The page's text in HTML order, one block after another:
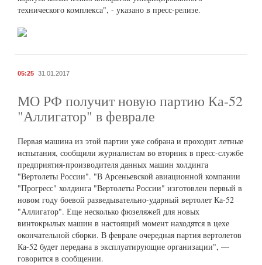
технического комплекса", - указано в пресс-релизе.
05:25 31.01.2017
МО РФ получит новую партию Ка-52
"Аллигатор" в феврале
Первая машина из этой партии уже собрана и проходит летные
испытания, сообщили журналистам во вторник в пресс-службе
предприятия-производителя данных машин холдинга
"Вертолеты России". "В Арсеньевской авиационной компании
"Прогресс" холдинга "Вертолеты России" изготовлен первый в
новом году боевой разведывательно-ударный вертолет Ка-52
"Аллигатор". Еще несколько фюзеляжей для новых
винтокрылых машин в настоящий момент находятся в цехе
окончательной сборки. В феврале очередная партия вертолетов
Ка-52 будет передана в эксплуатирующие организации", —
говорится в сообщении.